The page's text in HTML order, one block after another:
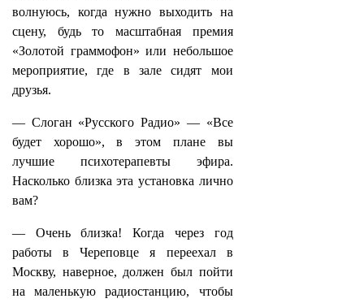
волнуюсь, когда нужно выходить на
сцену, будь то масштабная премия
«Золотой граммофон» или небольшое
мероприятие, где в зале сидят мои
друзья.
— Слоган «Русского Радио» — «Все
будет хорошо», в этом плане вы
лучшие психотерапевты эфира.
Насколько близка эта установка лично
вам?
— Очень близка! Когда через год
работы в Череповце я переехал в
Москву, наверное, должен был пойти
на маленькую радиостанцию, чтобы